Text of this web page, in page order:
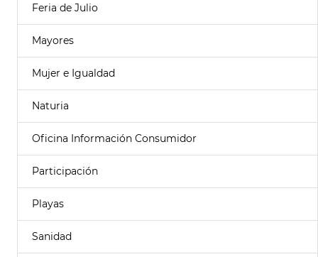
Feria de Julio
Mayores
Mujer e Igualdad
Naturia
Oficina Información Consumidor
Participación
Playas
Sanidad